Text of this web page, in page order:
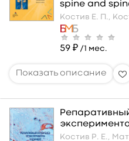
spine and
Костив Е. П.,
59 ₽ /1 мес.
Костив Р. Е.,